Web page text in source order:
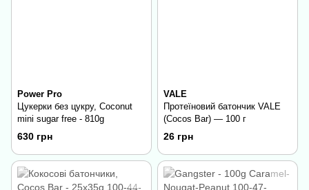
Power Pro
Цукерки без цукру, Coconut
mini sugar free - 810g
630 грн
VALE
Протеїновий батончик VALE
(Cocos Bar) — 100 г
26 грн